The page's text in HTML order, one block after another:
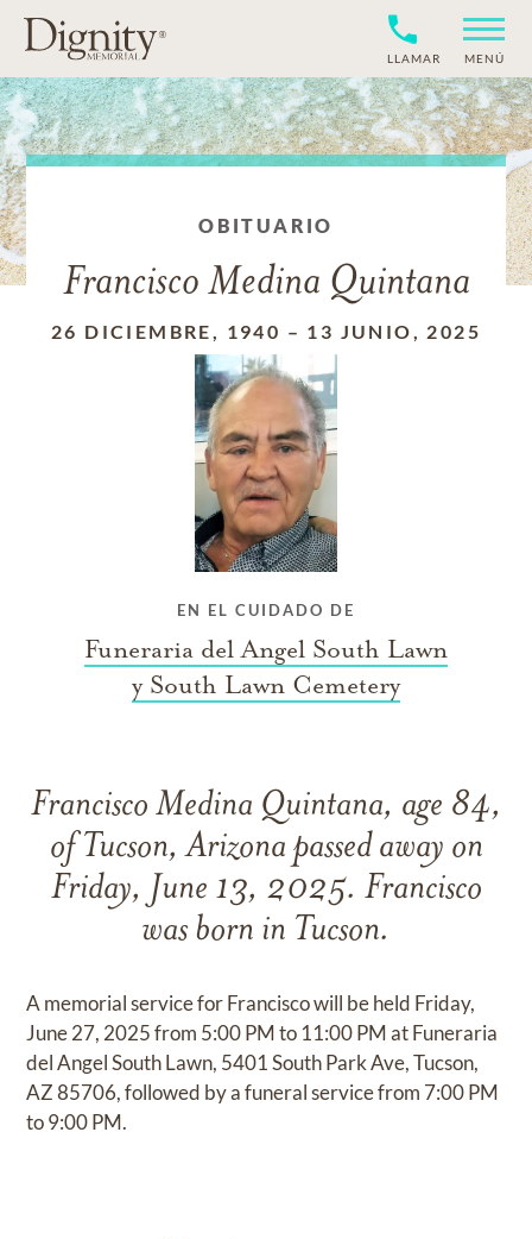
LLAMAR MENÚ
OBITUARIO
Francisco Medina Quintana
26 DICIEMBRE, 1940 – 13 JUNIO, 2025
EN EL CUIDADO DE
Funeraria del Angel South Lawn
y South Lawn Cemetery
Francisco Medina Quintana, age 84,
of Tucson, Arizona passed away on
Friday, June 13, 2025. Francisco
was born in Tucson.
A memorial service for Francisco will be held Friday,
June 27, 2025 from 5:00 PM to 11:00 PM at Funeraria
del Angel South Lawn, 5401 South Park Ave, Tucson,
AZ 85706, followed by a funeral service from 7:00 PM
to 9:00 PM.